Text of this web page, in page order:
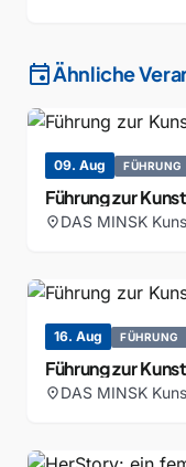
eventÄhnliche
09. Aug FÜHRUNG
Führung zur
location_onDAS MINSK
16. Aug FÜHRUNG
Führung zur
location_onDAS MINSK